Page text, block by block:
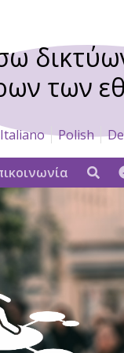
των
Italiano Polish